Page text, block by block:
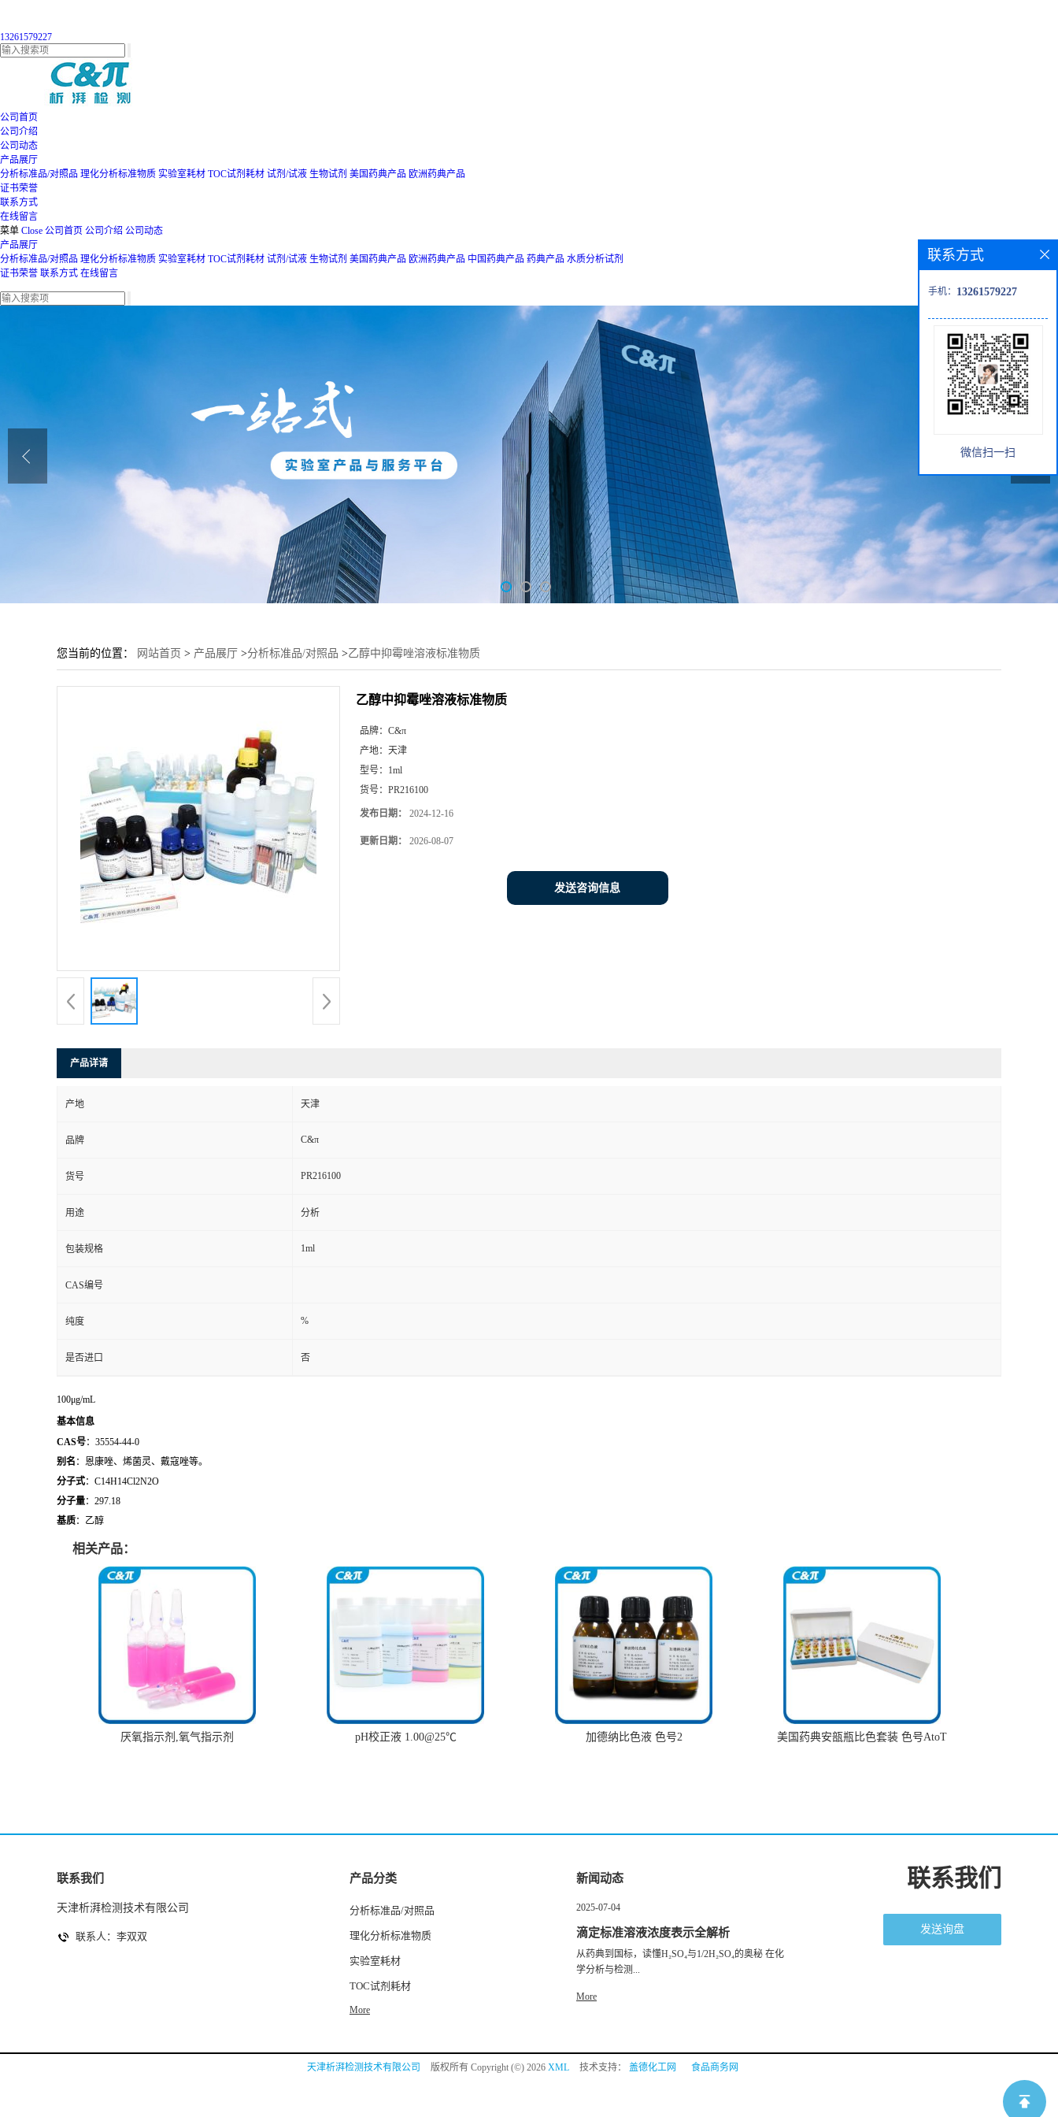
13261579227
公司首页
公司介绍
公司动态
产品展厅
分析标准品/对照品 理化分析标准物质 实验室耗材 TOC试剂耗材 试剂/试液 生物试剂 美国药典产品 欧洲药典产品
证书荣誉
联系方式
在线留言
菜单 Close 公司首页 公司介绍 公司动态
产品展厅
分析标准品/对照品 理化分析标准物质 实验室耗材 TOC试剂耗材 试剂/试液 生物试剂 美国药典产品 欧洲药典产品 中国药典产品 药典产品 水质分析试剂
证书荣誉 联系方式 在线留言
您当前的位置： 网站首页 > 产品展厅 >分析标准品/对照品 >乙醇中抑霉唑溶液标准物质
乙醇中抑霉唑溶液标准物质
品牌： C&π
产地： 天津
型号： 1ml
货号： PR216100
发布日期： 2024-12-16
更新日期： 2026-08-07
发送咨询信息
产品详请
产地 天津
品牌 C&π
货号 PR216100
用途 分析
包装规格 1ml
CAS编号
纯度 %
是否进口 否
100μg/mL
基本信息
CAS号：35554-44-0
别名 ：恩康唑、烯菌灵、戴寇唑等。
分子式： C14H14Cl2N2O
分子量：297.18
基质：乙醇
相关产品：
厌氧指示剂,氧气指示剂 pH校正液 1.00@25℃ 加德纳比色液 色号2 美国药典安瓿瓶比色套装 色号AtoT
联系方式
手机： 13261579227
微信扫一扫
联系我们
天津析湃检测技术有限公司
联系人：李双双
产品分类
分析标准品/对照品
理化分析标准物质
实验室耗材
TOC试剂耗材
More
新闻动态
2025-07-04
滴定标准溶液浓度表示全解析
从药典到国标，读懂H₂SO₄与1/2H₂SO₄的奥秘 在化
学分析与检测...
More
联系我们
发送询盘
天津析湃检测技术有限公司 版权所有 Copyright (©) 2026 XML 技术支持： 盖德化工网 食品商务网